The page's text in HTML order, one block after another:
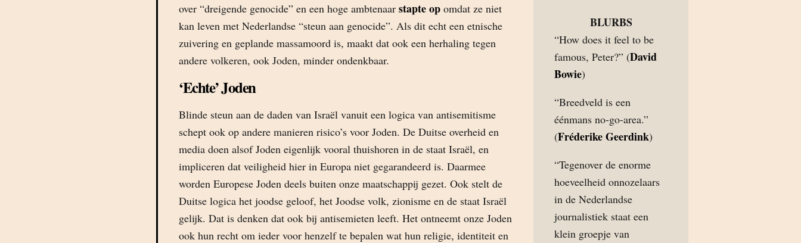
over “dreigende genocide” en een hoge ambtenaar stapte op omdat ze niet
kan leven met Nederlandse “steun aan genocide”. Als dit echt een etnische
zuivering en geplande massamoord is, maakt dat ook een herhaling tegen
andere volkeren, ook Joden, minder ondenkbaar.
‘Echte’ Joden
Blinde steun aan de daden van Israël vanuit een logica van antisemitisme
schept ook op andere manieren risico’s voor Joden. De Duitse overheid en
media doen alsof Joden eigenlijk vooral thuishoren in de staat Israël, en
impliceren dat veiligheid hier in Europa niet gegarandeerd is. Daarmee
worden Europese Joden deels buiten onze maatschappij gezet. Ook stelt de
Duitse logica het joodse geloof, het Joodse volk, zionisme en de staat Israël
gelijk. Dat is denken dat ook bij antisemieten leeft. Het ontneemt onze Joden
ook hun recht om ieder voor henzelf te bepalen wat hun religie, identiteit en
BLURBS
“How does it feel to be
famous, Peter?” (David
Bowie)
“Breedveld is een
éénmans no-go-area.”
(Fréderike Geerdink)
“Tegenover de enorme
hoeveelheid onnozelaars
in de Nederlandse
journalistiek staat een
klein groepje van